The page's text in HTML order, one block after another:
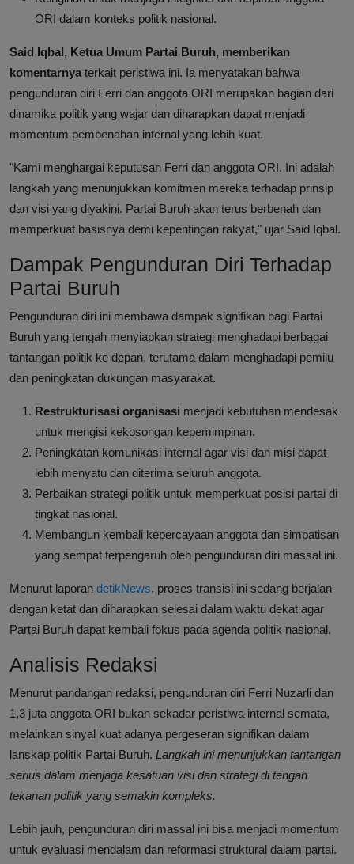
ORI dalam konteks politik nasional.
Said Iqbal, Ketua Umum Partai Buruh, memberikan
komentarnya terkait peristiwa ini. Ia menyatakan bahwa
pengunduran diri Ferri dan anggota ORI merupakan bagian dari
dinamika politik yang wajar dan diharapkan dapat menjadi
momentum pembenahan internal yang lebih kuat.
"Kami menghargai keputusan Ferri dan anggota ORI. Ini adalah
langkah yang menunjukkan komitmen mereka terhadap prinsip
dan visi yang diyakini. Partai Buruh akan terus berbenah dan
memperkuat basisnya demi kepentingan rakyat," ujar Said Iqbal.
Dampak Pengunduran Diri Terhadap
Partai Buruh
Pengunduran diri ini membawa dampak signifikan bagi Partai
Buruh yang tengah menyiapkan strategi menghadapi berbagai
tantangan politik ke depan, terutama dalam menghadapi pemilu
dan peningkatan dukungan masyarakat.
Restrukturisasi organisasi menjadi kebutuhan mendesak
untuk mengisi kekosongan kepemimpinan.
Peningkatan komunikasi internal agar visi dan misi dapat
lebih menyatu dan diterima seluruh anggota.
Perbaikan strategi politik untuk memperkuat posisi partai di
tingkat nasional.
Membangun kembali kepercayaan anggota dan simpatisan
yang sempat terpengaruh oleh pengunduran diri massal ini.
Menurut laporan detikNews, proses transisi ini sedang berjalan
dengan ketat dan diharapkan selesai dalam waktu dekat agar
Partai Buruh dapat kembali fokus pada agenda politik nasional.
Analisis Redaksi
Menurut pandangan redaksi, pengunduran diri Ferri Nuzarli dan
1,3 juta anggota ORI bukan sekadar peristiwa internal semata,
melainkan sinyal kuat adanya pergeseran signifikan dalam
lanskap politik Partai Buruh. Langkah ini menunjukkan tantangan
serius dalam menjaga kesatuan visi dan strategi di tengah
tekanan politik yang semakin kompleks.
Lebih jauh, pengunduran diri massal ini bisa menjadi momentum
untuk evaluasi mendalam dan reformasi struktural dalam partai.